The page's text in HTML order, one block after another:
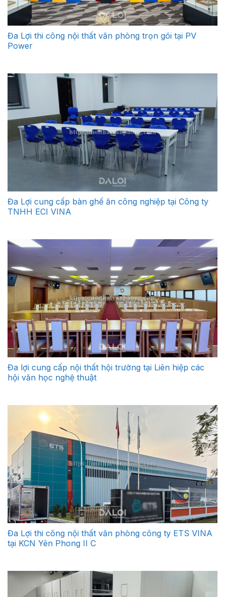
Đa Lợi thi công nội thất văn phòng trọn gói tại PV
Power
Đa Lợi cung cấp bàn ghế ăn công nghiệp tại Công ty
TNHH ECI VINA
Đa lợi cung cấp nội thất hội trường tại Liên hiệp các
hội văn học nghệ thuật
Đa Lợi thi công nội thất văn phòng công ty ETS VINA
tại KCN Yên Phong II C